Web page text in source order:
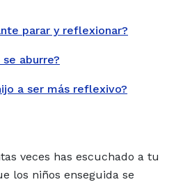
parar y reflexionar?
aburre?
a ser más reflexivo?
veces has escuchado a tu
los niños enseguida se